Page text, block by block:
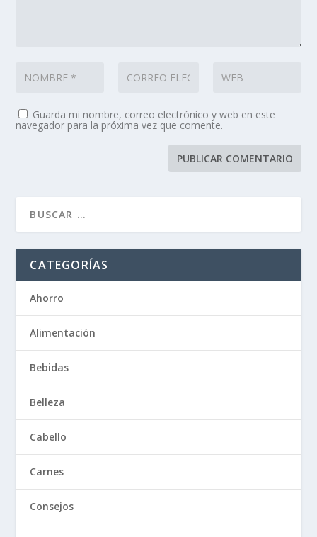
Guarda mi nombre, correo electrónico y web en este
navegador para la próxima vez que comente.
CATEGORÍAS
Ahorro
Alimentación
Bebidas
Belleza
Cabello
Carnes
Consejos